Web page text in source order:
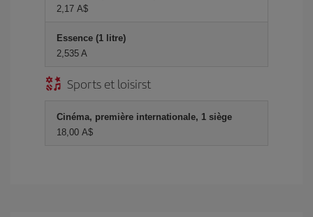
2,17 A$
Essence (1 litre)
2,535 A
Sports et loisirst
Cinéma, première internationale, 1 siège
18,00 A$